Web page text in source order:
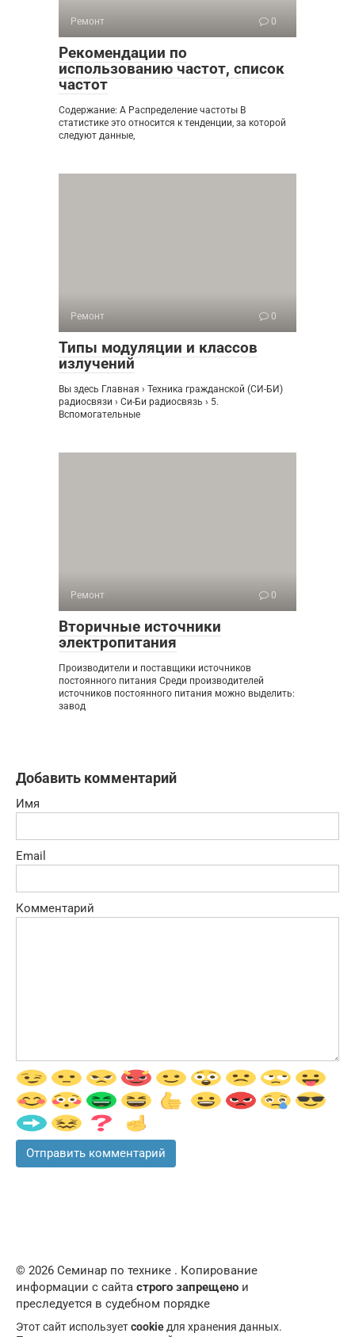
Ремонт 0
Рекомендации по
использованию частот, список
частот
Содержание: А Распределение частоты В
статистике это относится к тенденции, за которой
следуют данные,
Ремонт 0
Типы модуляции и классов
излучений
Вы здесь Главная › Техника гражданской (СИ-БИ)
радиосвязи › Си-Би радиосвязь › 5.
Вспомогательные
Ремонт 0
Вторичные источники
электропитания
Производители и поставщики источников
постоянного питания Среди производителей
источников постоянного питания можно выделить:
завод
Добавить комментарий
Имя
Email
Комментарий
© 2026 Семинар по технике . Копирование
информации с сайта строго запрещено и
преследуется в судебном порядке
Этот сайт используетcookieдля хранения данных.